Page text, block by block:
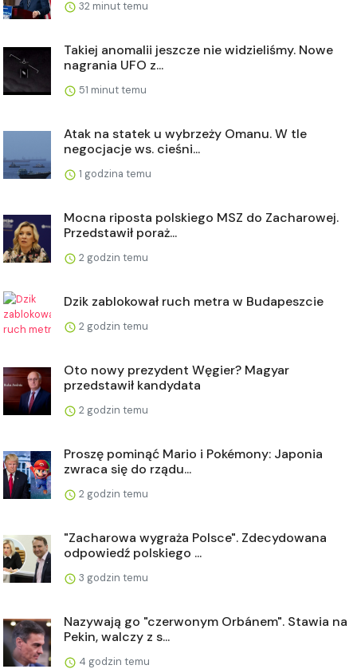
32 minut temu
Takiej anomalii jeszcze nie widzieliśmy. Nowe
nagrania UFO z...
51 minut temu
Atak na statek u wybrzeży Omanu. W tle
negocjacje ws. cieśni...
1 godzina temu
Mocna riposta polskiego MSZ do Zacharowej.
Przedstawił poraż...
2 godzin temu
Dzik zablokował ruch metra w Budapeszcie
2 godzin temu
Oto nowy prezydent Węgier? Magyar
przedstawił kandydata
2 godzin temu
Proszę pominąć Mario i Pokémony: Japonia
zwraca się do rządu...
2 godzin temu
"Zacharowa wygraża Polsce". Zdecydowana
odpowiedź polskiego ...
3 godzin temu
Nazywają go "czerwonym Orbánem". Stawia na
Pekin, walczy z s...
4 godzin temu